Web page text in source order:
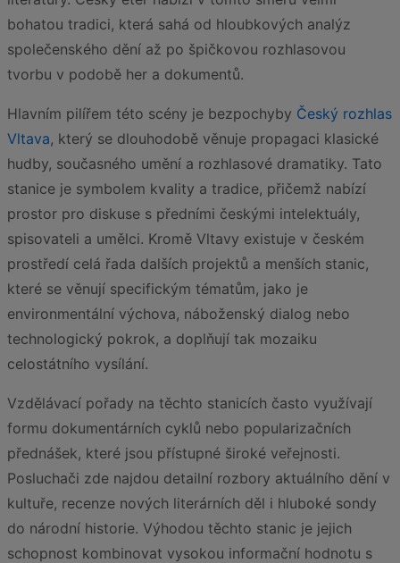
bohatou tradici, která sahá od hloubkových analýz
společenského dění až po špičkovou rozhlasovou
tvorbu v podobě her a dokumentů.
Hlavním pilířem této scény je bezpochyby Český rozhlas
Vltava, který se dlouhodobě věnuje propagaci klasické
hudby, současného umění a rozhlasové dramatiky. Tato
stanice je symbolem kvality a tradice, přičemž nabízí
prostor pro diskuse s předními českými intelektuály,
spisovateli a umělci. Kromě Vltavy existuje v českém
prostředí celá řada dalších projektů a menších stanic,
které se věnují specifickým tématům, jako je
environmentální výchova, náboženský dialog nebo
technologický pokrok, a doplňují tak mozaiku
celostátního vysílání.
Vzdělávací pořady na těchto stanicích často využívají
formu dokumentárních cyklů nebo popularizačních
přednášek, které jsou přístupné široké veřejnosti.
Posluchači zde najdou detailní rozbory aktuálního dění v
kultuře, recenze nových literárních děl i hluboké sondy
do národní historie. Výhodou těchto stanic je jejich
schopnost kombinovat vysokou informační hodnotu s